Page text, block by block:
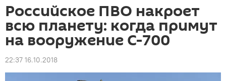
Российское ПВО накроет
всю планету: когда примут
на вооружение С-700
22:37 16.10.2018